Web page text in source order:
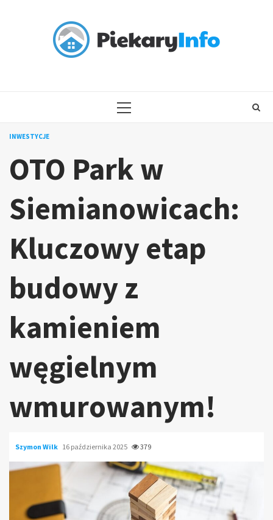
PRIMARY
INWESTYCJE
OTO Park w
Siemianowicach:
Kluczowy etap
budowy z
kamieniem
węgielnym
wmurowanym!
Szymon Wilk 16 października 2025 379